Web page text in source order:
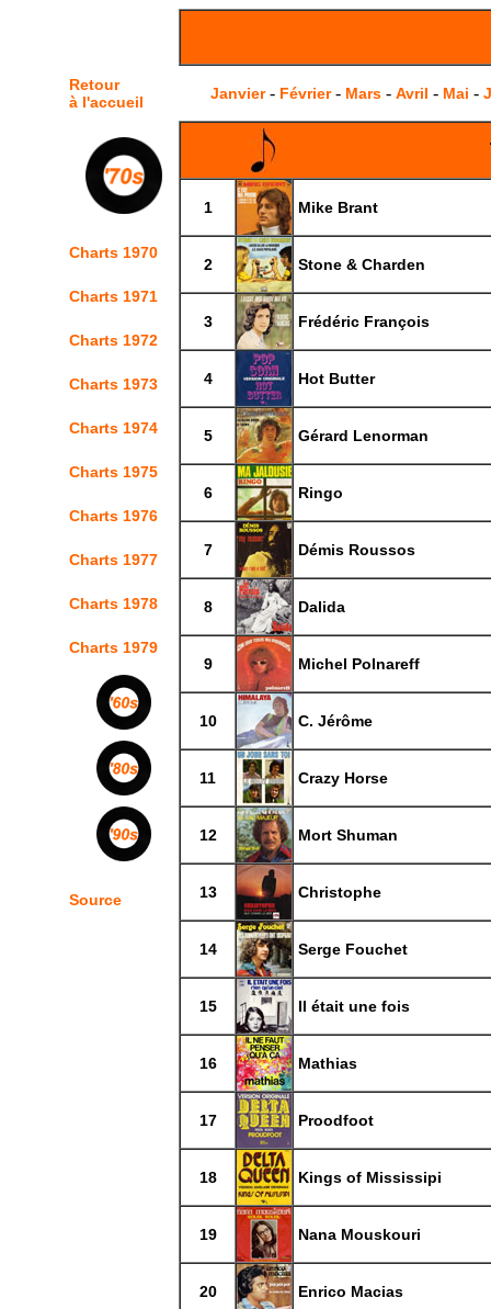
Retour
à l'accueil
Janvier- Février- Mars- Avril - Mai -
Charts 1970
Charts 1971
Charts 1972
Charts 1973
Charts 1974
Charts 1975
Charts 1976
Charts 1977
Charts 1978
Charts 1979
Source
1 Mike Brant
2 Stone & Charden
3 Frédéric François
4 Hot Butter
5 Gérard Lenorman
6 Ringo
7 Démis Roussos
8 Dalida
9 Michel Polnareff
10 C. Jérôme
11 Crazy Horse
12 Mort Shuman
13 Christophe
14 Serge Fouchet
15 Il était une fois
16 Mathias
17 Proodfoot
18 Kings of Mississipi
19 Nana Mouskouri
20 Enrico Macias